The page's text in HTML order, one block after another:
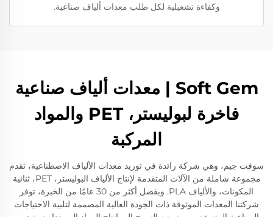
وكفاءة تشغيلية لكل طلب معدات ألياف صناعية.
Soft Gem | معدات ألياف صناعية
فاخرة لبوليستر، PET والمواد
المركبة
سوفت جيم، وهي شركة رائدة في توريد معدات الألياف الاصطناعية، تقدم
مجموعة شاملة من الآلات المتقدمة لإنتاج الألياف البوليستر، PET، ثنائية
المكونات، والألياف PLA. وبفضل أكثر من 30 عامًا من الخبرة، توفر
شركتنا المعدات الموثوقة ذات الجودة العالية المصممة لتلبية الاحتياجات